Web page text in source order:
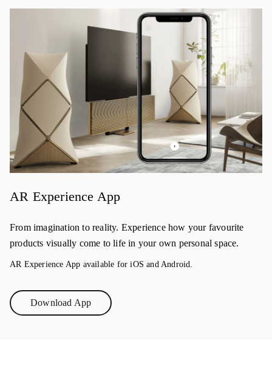
AR Experience App
From imagination to reality. Experience how your favourite
products visually come to life in your own personal space.
AR Experience App available for iOS and Android.
Download AppLink Opens in New Tab